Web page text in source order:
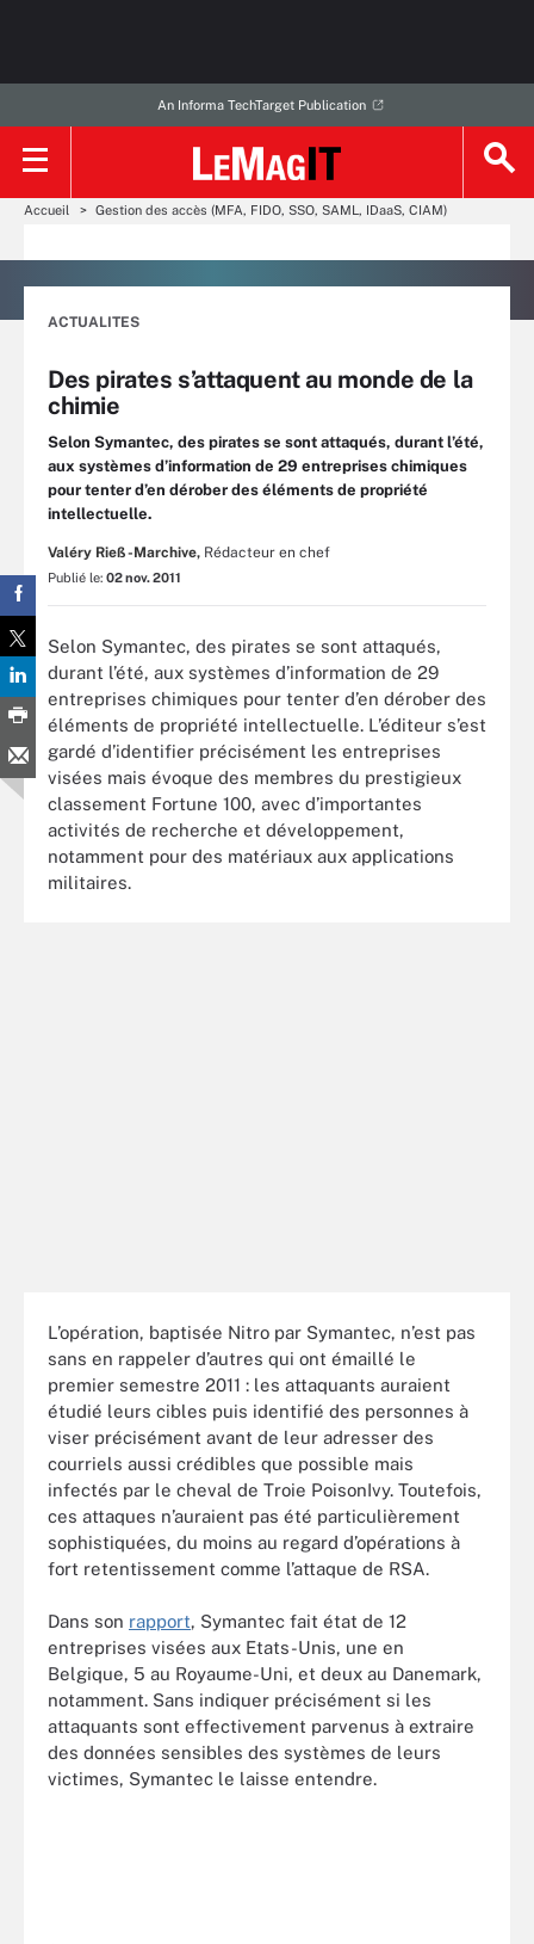
An Informa TechTarget Publication
Accueil Gestion des accès (MFA, FIDO, SSO, SAML, IDaaS, CIAM)
ACTUALITES
Des pirates s’attaquent au monde de la
chimie
Selon Symantec, des pirates se sont attaqués, durant l’été,
aux systèmes d’information de 29 entreprises chimiques
pour tenter d’en dérober des éléments de propriété
intellectuelle.
Valéry Rieß-Marchive, Rédacteur en chef
Publié le: 02 nov. 2011
Selon Symantec, des pirates se sont attaqués,
durant l’été, aux systèmes d’information de 29
entreprises chimiques pour tenter d’en dérober des
éléments de propriété intellectuelle. L’éditeur s’est
gardé d’identifier précisément les entreprises
visées mais évoque des membres du prestigieux
classement Fortune 100, avec d’importantes
activités de recherche et développement,
notamment pour des matériaux aux applications
militaires.
L’opération, baptisée Nitro par Symantec, n’est pas
sans en rappeler d’autres qui ont émaillé le
premier semestre 2011 : les attaquants auraient
étudié leurs cibles puis identifié des personnes à
viser précisément avant de leur adresser des
courriels aussi crédibles que possible mais
infectés par le cheval de Troie PoisonIvy. Toutefois,
ces attaques n’auraient pas été particulièrement
sophistiquées, du moins au regard d’opérations à
fort retentissement comme l’attaque de RSA.
Dans son rapport, Symantec fait état de 12
entreprises visées aux Etats-Unis, une en
Belgique, 5 au Royaume-Uni, et deux au Danemark,
notamment. Sans indiquer précisément si les
attaquants sont effectivement parvenus à extraire
des données sensibles des systèmes de leurs
victimes, Symantec le laisse entendre.